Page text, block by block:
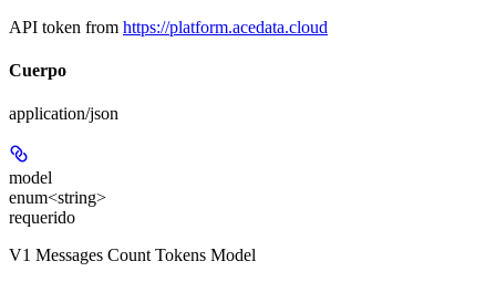
API token from https://platform.acedata.cloud
Cuerpo
application/json
model
enum<string>
requerido
V1 Messages Count Tokens Model